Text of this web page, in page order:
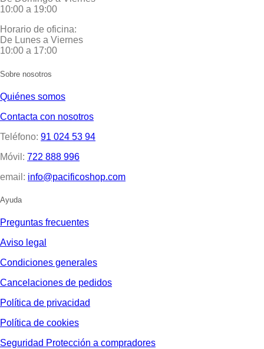
10:00 a 19:00
Horario de oficina:
De Lunes a Viernes
10:00 a 17:00
Sobre nosotros
Quiénes somos
Contacta con nosotros
Teléfono: 91 024 53 94
Móvil: 722 888 996
email: info@pacificoshop.com
Ayuda
Preguntas frecuentes
Aviso legal
Condiciones generales
Cancelaciones de pedidos
Política de privacidad
Política de cookies
Seguridad Protección a compradores